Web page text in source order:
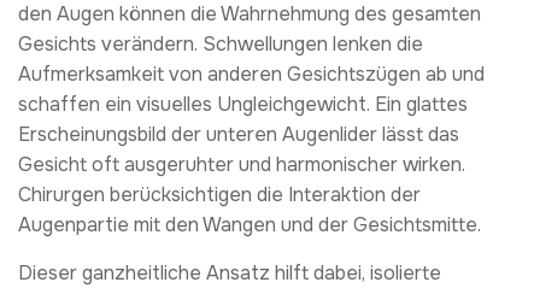
den Augen können die Wahrnehmung des gesamten
Gesichts verändern. Schwellungen lenken die
Aufmerksamkeit von anderen Gesichtszügen ab und
schaffen ein visuelles Ungleichgewicht. Ein glattes
Erscheinungsbild der unteren Augenlider lässt das
Gesicht oft ausgeruhter und harmonischer wirken.
Chirurgen berücksichtigen die Interaktion der
Augenpartie mit den Wangen und der Gesichtsmitte.
Dieser ganzheitliche Ansatz hilft dabei, isolierte